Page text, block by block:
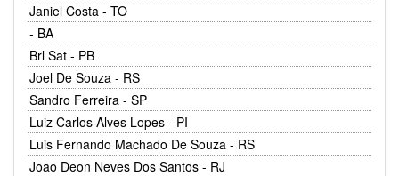
Janiel Costa - TO
- BA
Brl Sat - PB
Joel De Souza - RS
Sandro Ferreira - SP
Luiz Carlos Alves Lopes - PI
Luis Fernando Machado De Souza - RS
Joao Deon Neves Dos Santos - RJ